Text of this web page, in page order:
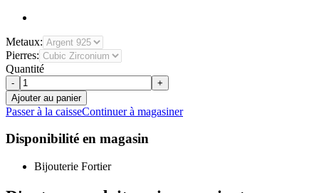
Metaux:
Pierres:
Quantité
-
+
Ajouter au panier
Passer à la caisseContinuer à magasiner
Disponibilité en magasin
Bijouterie Fortier